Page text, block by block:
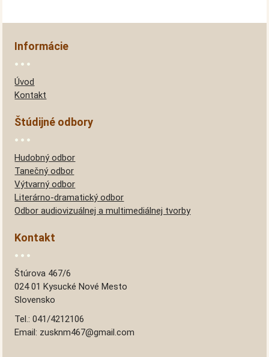
Informácie
Úvod
Kontakt
Štúdijné odbory
Hudobný odbor
Tanečný odbor
Výtvarný odbor
Literárno-dramatický odbor
Odbor audiovizuálnej a multimediálnej tvorby
Kontakt
Štúrova 467/6
024 01 Kysucké Nové Mesto
Slovensko
Tel.: 041/4212106
Email: zusknm467@gmail.com